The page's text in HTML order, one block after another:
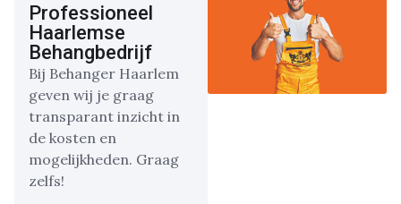
Professioneel
Haarlemse
Behangbedrijf
Bij Behanger Haarlem
geven wij je graag
transparant inzicht in
de kosten en
mogelijkheden. Graag
zelfs!